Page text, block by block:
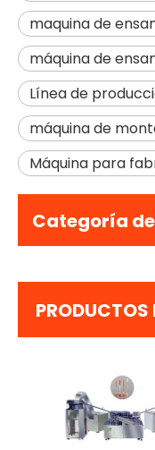
maquina de
máquina de
Línea de
máquina de
Máquina para
Categoría